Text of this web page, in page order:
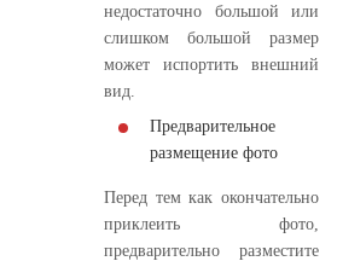
недостаточно большой или
слишком большой размер
может испортить внешний
вид.
Предварительное
размещение фото
Перед тем как окончательно
приклеить фото,
предварительно разместите